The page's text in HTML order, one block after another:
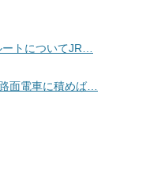
トについてJR…
面電車に積めば…